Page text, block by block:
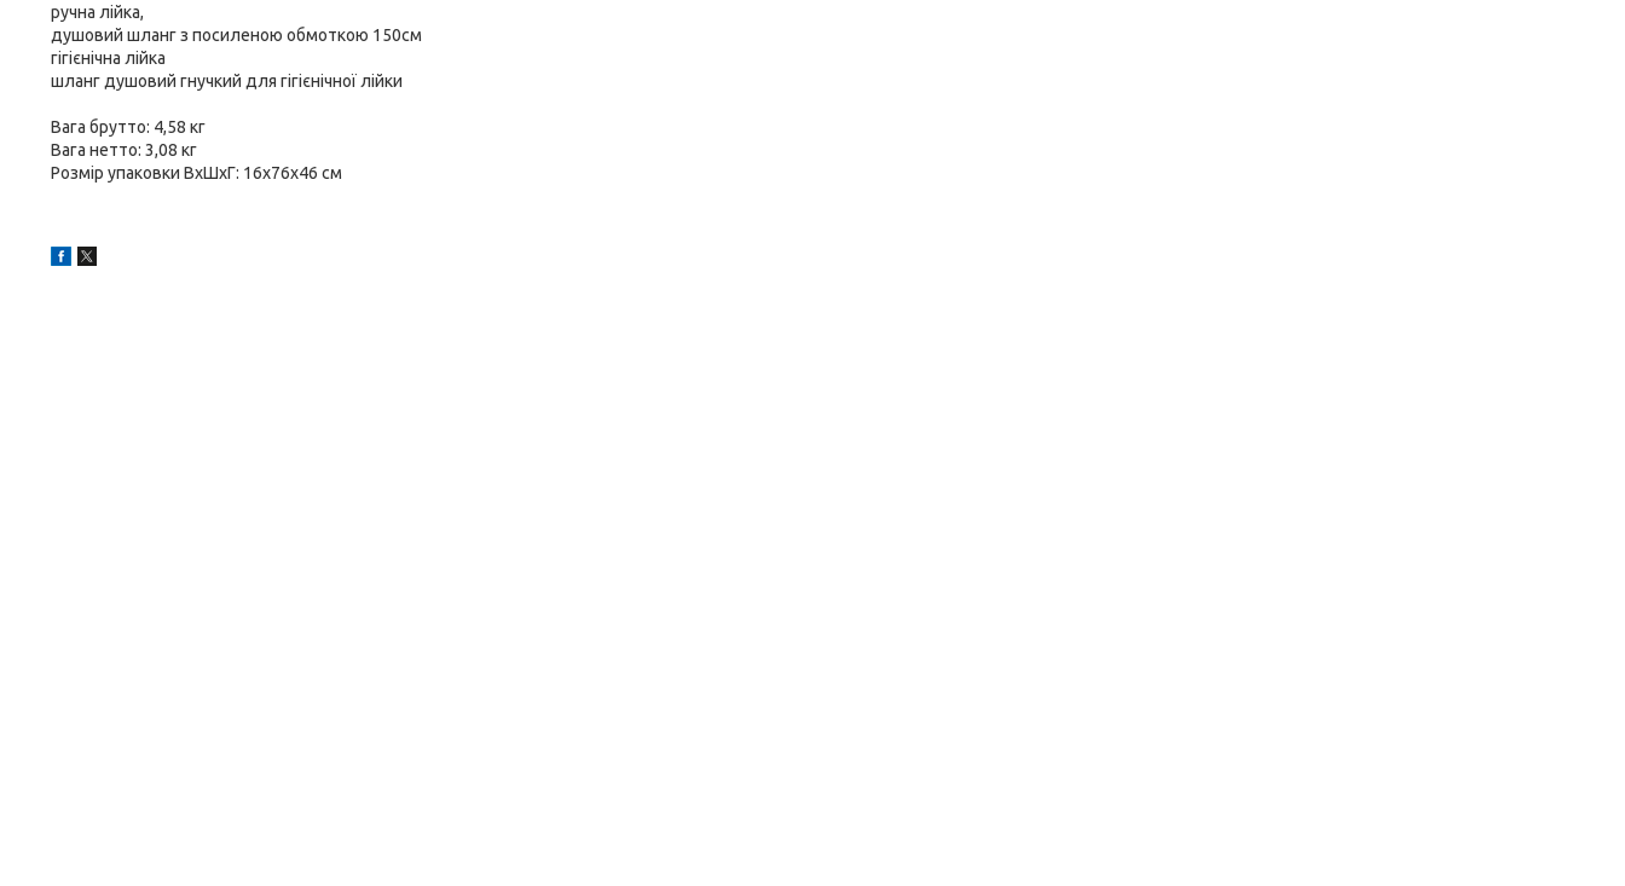
ручна лійка,
душовий шланг з посиленою обмоткою 150см
гігієнічна лійка
шланг душовий гнучкий для гігієнічної лійки
Вага брутто: 4,58 кг
Вага нетто: 3,08 кг
Розмір упаковки ВхШхГ: 16х76х46 см